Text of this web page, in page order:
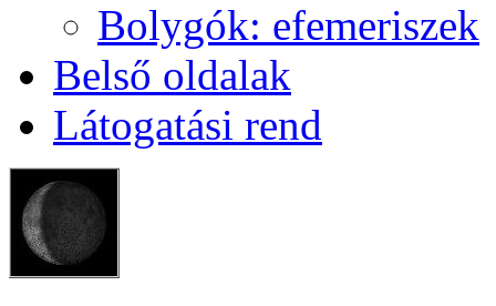
Boly­gók: efe­me­ri­szek
Bel­ső ol­da­lak
Lá­to­ga­tá­si rend